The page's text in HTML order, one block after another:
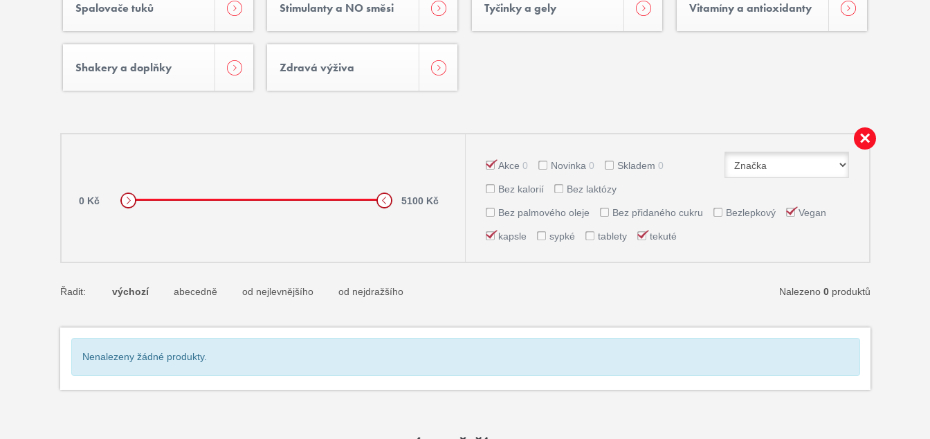
Spalovače tuků Stimulanty a NO směsi Tyčinky a gely Vitamíny a antioxidanty
Shakery a doplňky Zdravá výživa
0 Kč 5100 Kč
Akce 0 Novinka 0 Skladem 0
Bez kalorií Bez laktózy
Bez palmového oleje Bez přidaného cukru Bezlepkový Vegan
kapsle sypké tablety tekuté
Řadit: výchozí abecedně od nejlevnějšího od nejdražšího Nalezeno 0produktů
Nenalezeny žádné produkty.